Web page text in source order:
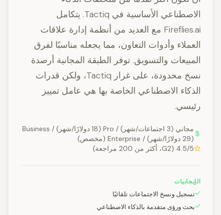
الاصطناعي الأساسية في Tactiq. يتكامل
Fireflies.ai مع العديد من أنظمة إدارة علاقات
العملاء وأدوات التعاون، مما يجعله مناسبًا لفرق
المبيعات والتسويق. توفر الطبقة المجانية أرصدة
نسخ محدودة، على غرار Tactiq، ولكن قدرات
الذكاء الاصطناعي الخاصة بها هي عامل تمييز
رئيسي.
مجاني (3 اجتماعات/شهر) / Pro (18 دولارًا/شهر) / Business
(29 دولارًا/شهر) / Enterprise (مخصص)
4.5/5 (G2، أكثر من 200 مراجعة)
الإيجابيات
تسجيل ونسخ الاجتماعات تلقائيًا
بحث ورؤى متقدمة بالذكاء الاصطناعي